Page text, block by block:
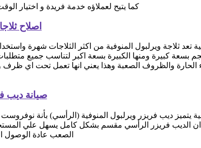
كما يتيح لعملاؤه خدمة فريدة و اختيار
اصلاح
تعد ثلاجة ويرلبول المنوفية من اكثر الثلاجات شهرة
الحارة والظروف الصعبة وهذا يعني انها تعمل تحت اي
صيانة ديب
يتميز ديب فريزر ويرلبول المنوفية (الرأسي) بأنة
كما ان الديب فريزر الرأسي مقسم بشكل كامل يسهل علي
الصعب عادة الوصول